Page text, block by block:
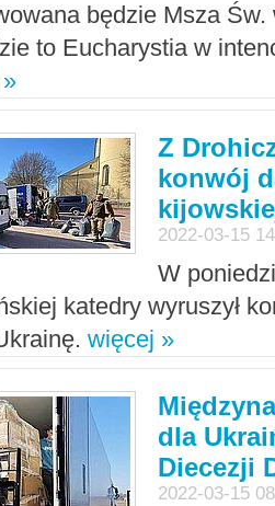
będzie Msza Św.
to Eucharystia w
Z
konwój
2022-03-15
W
katedry wyruszył
więcej »
dla
Diecezji
2022-03-15